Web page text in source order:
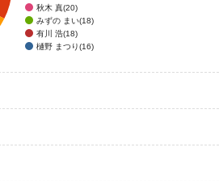
秋木 真(20)
みずの まい(18)
有川 浩(18)
樋野 まつり(16)